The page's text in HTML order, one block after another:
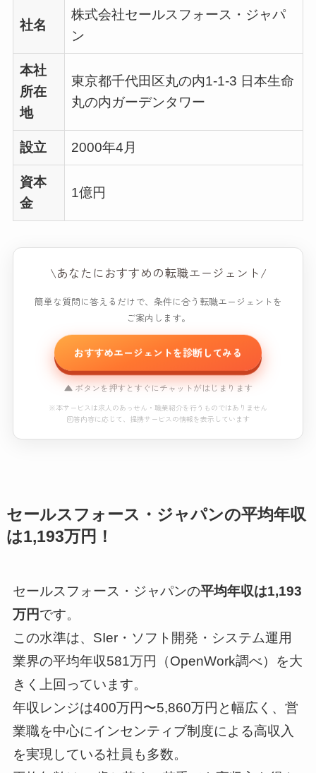
社名
株式会社セールスフォース・ジャパ
ン
本社
所在
地
東京都千代田区丸の内1-1-3 日本生命
丸の内ガーデンタワー
設立 2000年4月
資本
金
1億円
\あなたにおすすめの転職エージェント/
簡単な質問に答えるだけで、条件に合う転職エージェントを
ご案内します。
おすすめエージェントを診断してみる
▲ ボタンを押すとすぐにチャットがはじまります
※本サービスは求人のあっせん・職業紹介を行うものではありません
回答内容に応じて、提携サービスの情報を表示しています
読み込み中...
セールスフォース・ジャパンの平均年収
は1,193万円！
セールスフォース・ジャパンの平均年収は1,193
万円です。
この水準は、SIer・ソフト開発・システム運用
業界の平均年収581万円（OpenWork調べ）を大
きく上回っています。
年収レンジは400万円〜5,860万円と幅広く、営
業職を中心にインセンティブ制度による高収入
を実現している社員も多数。